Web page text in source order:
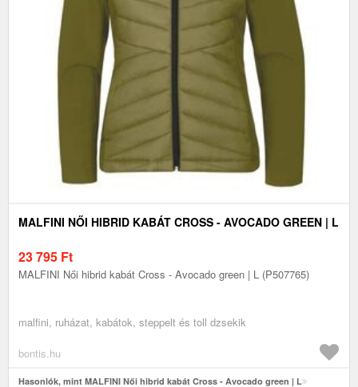
MALFINI NŐI HIBRID KABÁT CROSS - AVOCADO GREEN | L
23 795 Ft
MALFINI Női hibrid kabát Cross - Avocado green | L (P507765)
malfini, ruházat, kabátok, steppelt és toll dzsekik
bontis.hu
Hasonlók, mint MALFINI Női hibrid kabát Cross - Avocado green | L